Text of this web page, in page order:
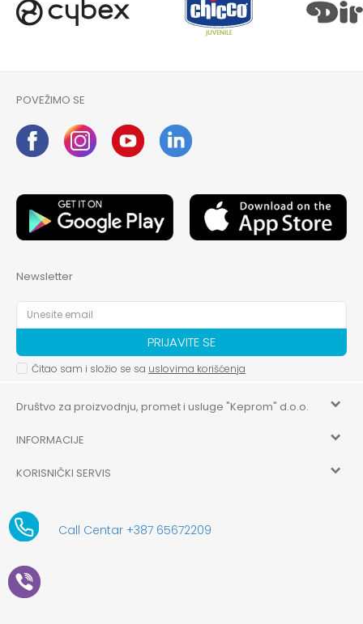
POVEŽIMO SE
Newsletter
PRIJAVITE SE
Čitao sam i složio se sa uslovima korišćenja
Društvo za proizvodnju, promet i usluge "Keprom" d.o.o.
HILANDARSKA 32, ISTOČNO NOVO SARAJEVO, ISTOČNO
aksaonlinebih@aksabih.ba
5514802214205743
61-01-0052-11
11079253
INFORMACIJE
Zaposlenje
Saradnja
KORISNIČKI SERVIS
Uslovi korišćenja i prodaje
Kako kupiti
Call Centar +387 65672209